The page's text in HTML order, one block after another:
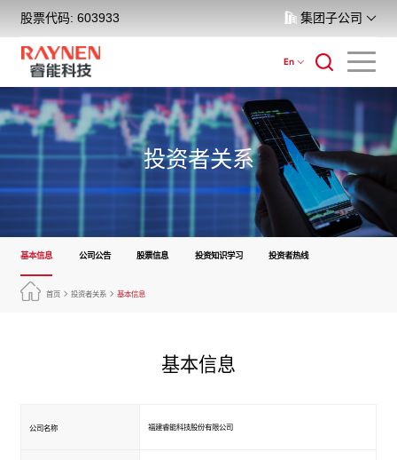
股票代码: 603933 集团子公司
En
投资者关系
基本信息 公司公告 股票信息 投资知识学习 投资者热线
首页 投资者关系 基本信息
基本信息
公司名称 福建睿能科技股份有限公司